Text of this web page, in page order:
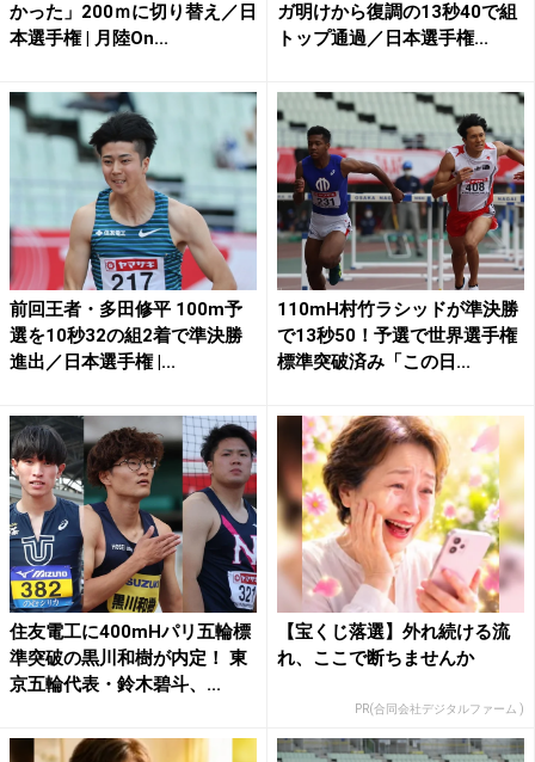
かった」200ｍに切り替え／日
本選手権 | 月陸On...
ガ明けから復調の13秒40で組
トップ通過／日本選手権...
前回王者・多田修平 100m予
選を10秒32の組2着で準決勝
進出／日本選手権 |...
110mH村竹ラシッドが準決勝
で13秒50！予選で世界選手権
標準突破済み「この日...
住友電工に400mHパリ五輪標
準突破の黒川和樹が内定！ 東
京五輪代表・鈴木碧斗、...
【宝くじ落選】外れ続ける流
れ、ここで断ちませんか
PR(合同会社デジタルファーム )